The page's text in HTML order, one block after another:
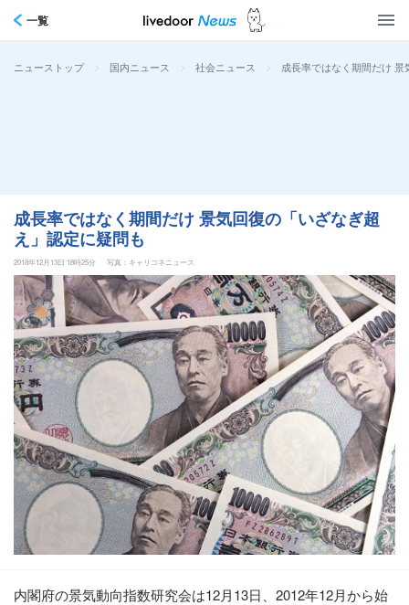
一覧
ニューストップ > 国内ニュース > 社会ニュース > 成長率ではなく期間だけ
成長率ではなく期間だけ 景気回復の「いざなぎ超
え」認定に疑問も
2018年12月13日 18時25分 写真：キャリコネニュース
内閣府の景気動向指数研究会は12月13日、2012年12月から始